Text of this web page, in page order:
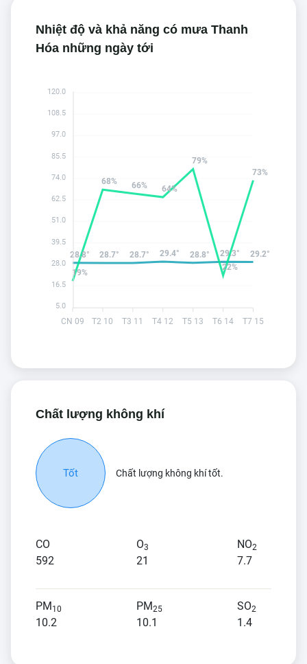
Nhiệt độ và khả năng có mưa Thanh
Hóa những ngày tới
CN 09 T2 10 T3 11 T4 12 T5 13 T6 14 T7 15
28.8° 28.7° 28.7° 29.4° 28.8° 29.3°
29.2°
19%
68% 66% 64%
79%
22%
73%
120.0
108.5
97.0
85.5
74.0
62.5
51.0
39.5
28.0
16.5
5.0
Chất lượng không khí
Tốt Chất lượng không khí tốt.
CO
592
O3
21
NO2
7.7
PM10
10.2
PM25
10.1
SO2
1.4